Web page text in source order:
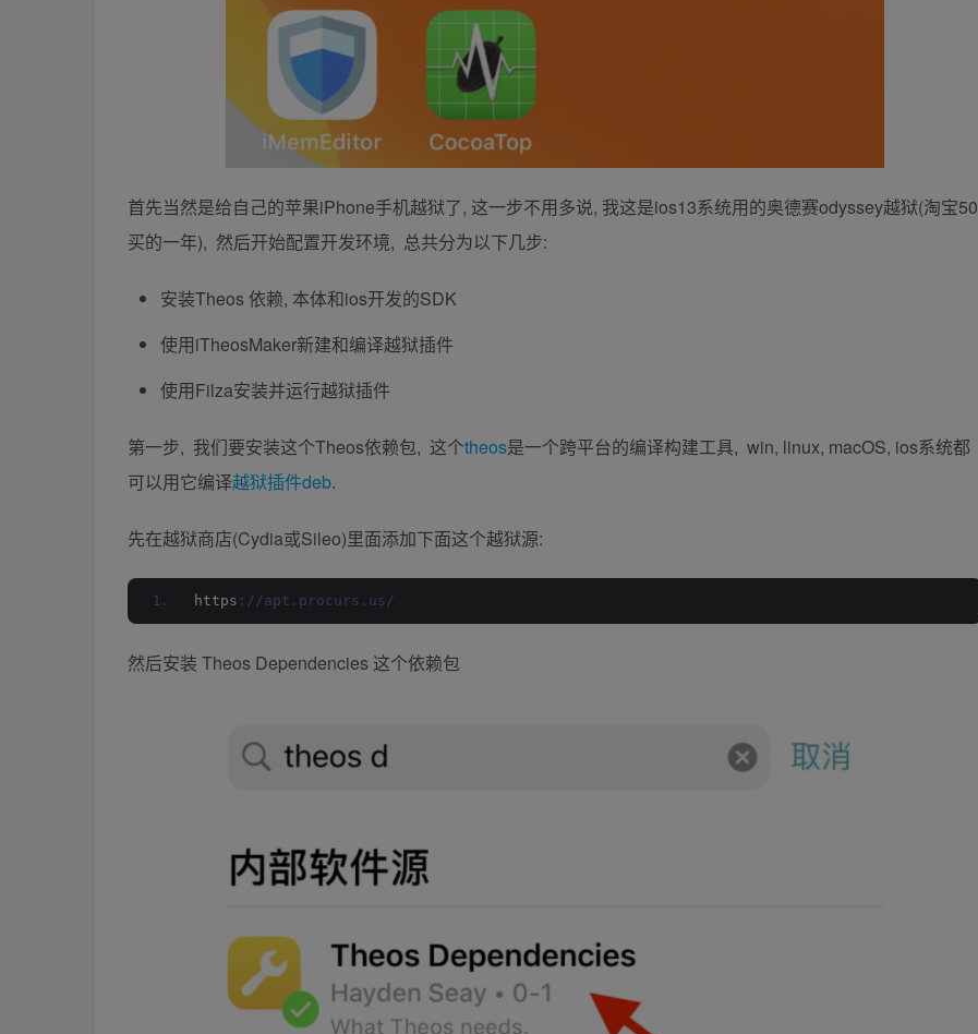
首先当然是给自己的苹果iPhone手机越狱了, 这一步不用多说, 我这是ios13系统用的奥德赛odyssey越狱(淘宝50
买的一年), 然后开始配置开发环境, 总共分为以下几步:
安装Theos 依赖, 本体和ios开发的SDK
使用iTheosMaker新建和编译越狱插件
使用Filza安装并运行越狱插件
第一步, 我们要安装这个Theos依赖包, 这个theos是一个跨平台的编译构建工具, win, linux, macOS, ios系统都
可以用它编译越狱插件deb.
先在越狱商店(Cydia或Sileo)里面添加下面这个越狱源:
https ://apt.procurs.us/
然后安装 Theos Dependencies 这个依赖包